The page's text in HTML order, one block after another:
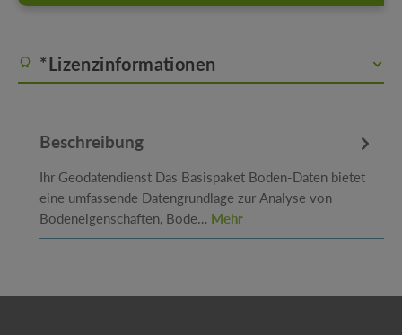
*Lizenzinformationen
Beschreibung
Ihr Geodatendienst Das Basispaket Boden-Daten bietet
eine umfassende Datengrundlage zur Analyse von
Bodeneigenschaften, Bode… Mehr